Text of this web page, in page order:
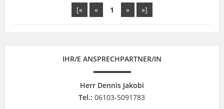
[« « 1 » »]
IHR/E ANSPRECHPARTNER/IN
Herr Dennis Jakobi
Tel.: 06103-5091783